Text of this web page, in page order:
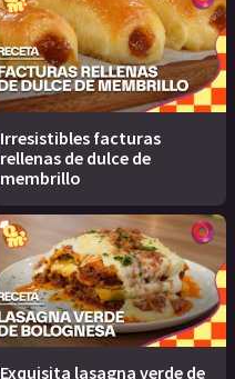
Irresistibles facturas
rellenas de dulce de
membrillo
Exquisita lasagna verde de